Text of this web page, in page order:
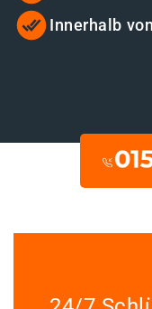
Innerhalb